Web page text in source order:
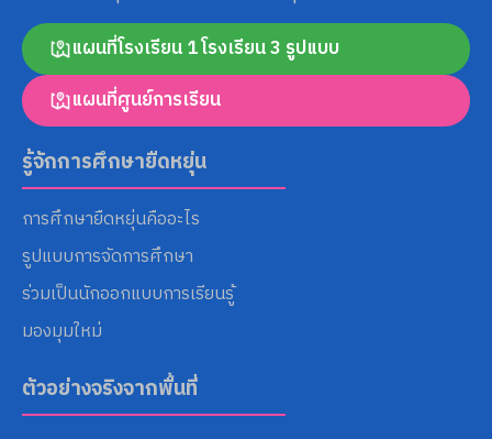
แผนที่โรงเรียน 1 โรงเรียน 3 รูปแบบ
แผนที่ศูนย์การเรียน
รู้จักการศึกษายืดหยุ่น
การศึกษายืดหยุ่นคืออะไร
รูปแบบการจัดการศึกษา
ร่วมเป็นนักออกแบบการเรียนรู้
มองมุมใหม่
ตัวอย่างจริงจากพื้นที่